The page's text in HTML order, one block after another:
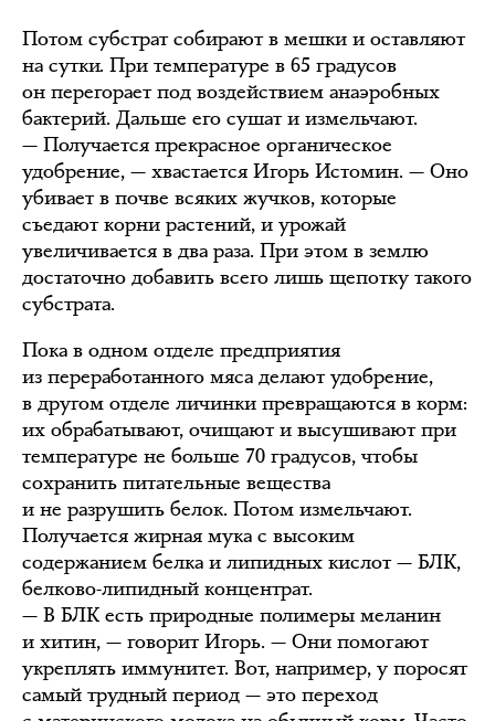
Потом субстрат собирают в мешки и оставляют
на сутки. При температуре в 65 градусов
он перегорает под воздействием анаэробных
бактерий. Дальше его сушат и измельчают.
— Получается прекрасное органическое
удобрение, — хвастается Игорь Истомин. — Оно
убивает в почве всяких жучков, которые
съедают корни растений, и урожай
увеличивается в два раза. При этом в землю
достаточно добавить всего лишь щепотку такого
субстрата.
Пока в одном отделе предприятия
из переработанного мяса делают удобрение,
в другом отделе личинки превращаются в корм:
их обрабатывают, очищают и высушивают при
температуре не больше 70 градусов, чтобы
сохранить питательные вещества
и не разрушить белок. Потом измельчают.
Получается жирная мука с высоким
содержанием белка и липидных кислот — БЛК,
белково-липидный концентрат.
— В БЛК есть природные полимеры меланин
и хитин, — говорит Игорь. — Они помогают
укреплять иммунитет. Вот, например, у поросят
самый трудный период — это переход